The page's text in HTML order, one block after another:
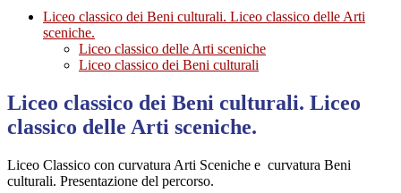
Liceo classico dei Beni culturali. Liceo classico delle Arti
sceniche.
Liceo classico delle Arti sceniche
Liceo classico dei Beni culturali
Liceo classico dei Beni culturali. Liceo
classico delle Arti sceniche.
Liceo Classico con curvatura Arti Sceniche e curvatura Beni
culturali. Presentazione del percorso.